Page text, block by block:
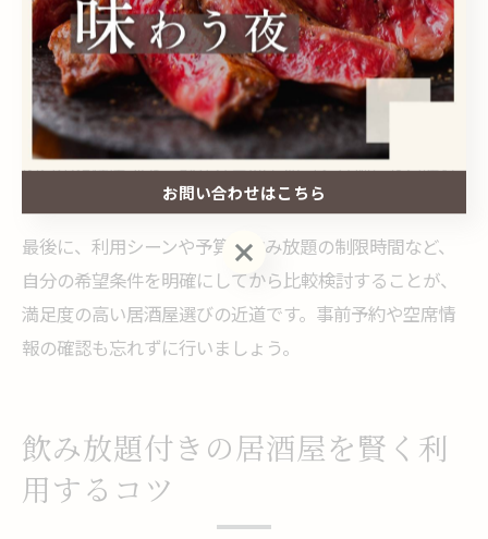
ンキングを参考にすることで、効率よく条件に合うお店
を絞り込めます。
また、一人飲みや少人数利用の場合は、カウンター席や
個室居酒屋の利用がオススメです。店主との会話を楽し
める小規模店舗や、静かな空間でゆっくり過ごせる隠れ
家風居酒屋も多く存在します。
最後に、利用シーンや予算、飲み放題の制限時間など、
自分の希望条件を明確にしてから比較検討することが、
満足度の高い居酒屋選びの近道です。事前予約や空席情
報の確認も忘れずに行いましょう。
飲み放題付きの居酒屋を賢く利
用するコツ
お問い合わせはこちら
お問い合わせはこちら